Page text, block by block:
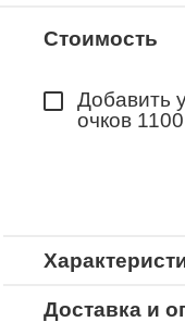
Стоимость
Добавить
очков
Доставка и